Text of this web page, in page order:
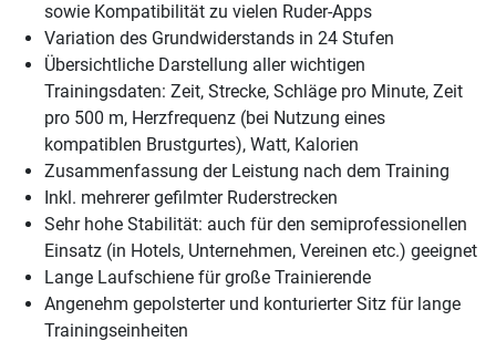
sowie Kompatibilität zu vielen Ruder-Apps
Variation des Grundwiderstands in 24 Stufen
Übersichtliche Darstellung aller wichtigen
Trainingsdaten: Zeit, Strecke, Schläge pro Minute, Zeit
pro 500 m, Herzfrequenz (bei Nutzung eines
kompatiblen Brustgurtes), Watt, Kalorien
Zusammenfassung der Leistung nach dem Training
Inkl. mehrerer gefilmter Ruderstrecken
Sehr hohe Stabilität: auch für den semiprofessionellen
Einsatz (in Hotels, Unternehmen, Vereinen etc.) geeignet
Lange Laufschiene für große Trainierende
Angenehm gepolsterter und konturierter Sitz für lange
Trainingseinheiten